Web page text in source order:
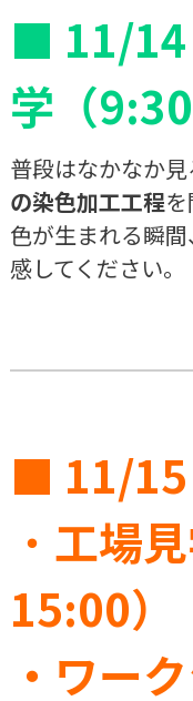
募集要項
矢野テクニカ
バイオ事業部
全自動生ごみ消化
■ 11/
学（
普段はなかなか見
の染色加工工程を
色が生まれる瞬
感してください。
■ 11/15
・ 工場
15:00）
・ワー